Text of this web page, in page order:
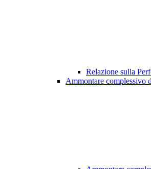
Relazione sulla
Ammontare complessivo